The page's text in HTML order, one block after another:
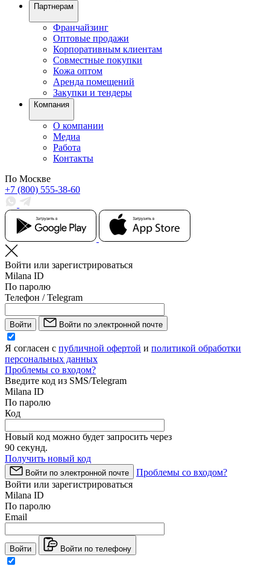
Партнерам
Франчайзинг
Оптовые продажи
Корпоративным клиентам
Совместные покупки
Кожа оптом
Аренда помещений
Закупки и тендеры
Компания
О компании
Медиа
Работа
Контакты
По Москве
+7 (800) 555-38-60
Войти или зарегистрироваться
Milana ID
По паролю
Телефон / Telegram
Войти Войти по электронной почте
Я согласен с публичной офертой и политикой обработки
персональных данных
Проблемы со входом?
Введите код из SMS/Telegram
Milana ID
По паролю
Код
Новый код можно будет запросить через
90 секунд.
Получить новый код
Войти по электронной почте
Проблемы со входом?
Войти или зарегистрироваться
Milana ID
По паролю
Email
Войти Войти по телефону